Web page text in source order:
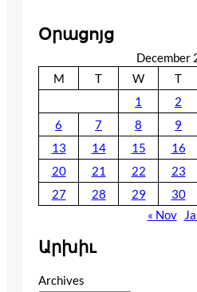
Օրացոյց
December
M
T W T
1
2
6
7 8 9
13
14 15 16
20
21 22 23
27
28 29 30
« Nov
Արխիւ
Archives